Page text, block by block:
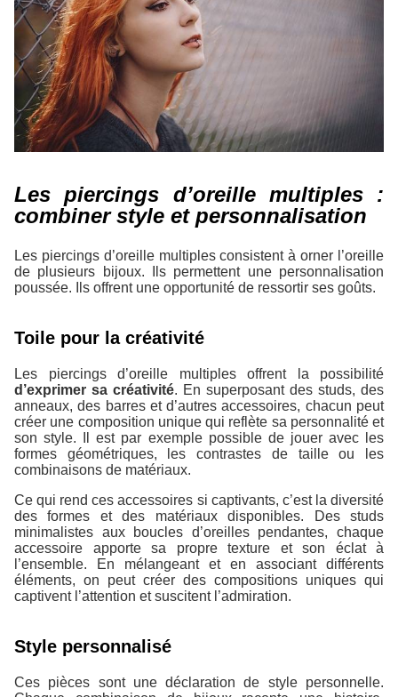
Les piercings d’oreille multiples :
combiner style et personnalisation
Les piercings d’oreille multiples consistent à orner l’oreille
de plusieurs bijoux. Ils permettent une personnalisation
poussée. Ils offrent une opportunité de ressortir ses goûts.
Toile pour la créativité
Les piercings d’oreille multiples offrent la possibilité
d’exprimer sa créativité. En superposant des studs, des
anneaux, des barres et d’autres accessoires, chacun peut
créer une composition unique qui reflète sa personnalité et
son style. Il est par exemple possible de jouer avec les
formes géométriques, les contrastes de taille ou les
combinaisons de matériaux.
Ce qui rend ces accessoires si captivants, c’est la diversité
des formes et des matériaux disponibles. Des studs
minimalistes aux boucles d’oreilles pendantes, chaque
accessoire apporte sa propre texture et son éclat à
l’ensemble. En mélangeant et en associant différents
éléments, on peut créer des compositions uniques qui
captivent l’attention et suscitent l’admiration.
Style personnalisé
Ces pièces sont une déclaration de style personnelle.